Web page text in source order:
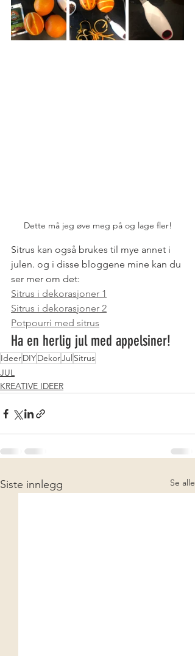
Dette må jeg øve meg på og lage fler!
Sitrus kan også brukes til mye annet i
julen. og i disse bloggene mine kan du
ser mer om det:
Sitrus i dekorasjoner 1
Sitrus i dekorasjoner 2
Potpourri med sitrus
Ha en herlig jul med appelsiner!
IdeerDIYDekorJul Sitrus
JUL
KREATIVE IDEER
Siste innlegg Se alle